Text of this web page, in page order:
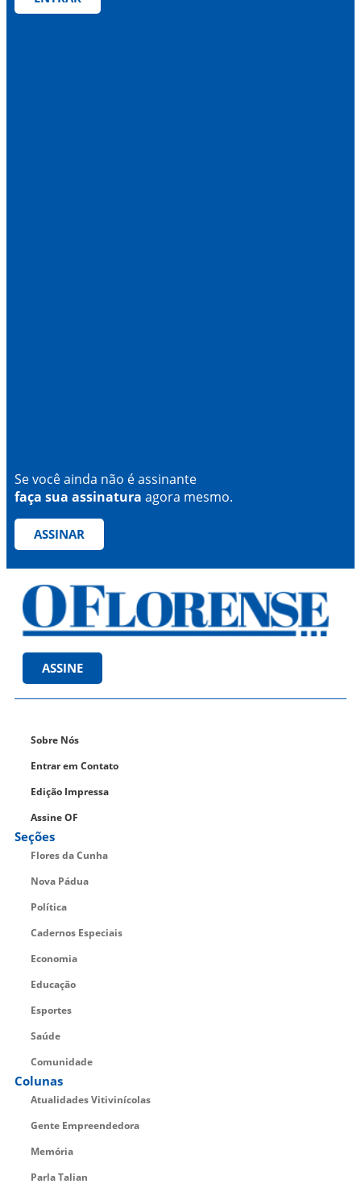
Se você ainda não é assinante
faça sua assinatura agora mesmo.
ASSINAR
ASSINE
Sobre Nós
Entrar em Contato
Edição Impressa
Assine OF
Seções
Flores da Cunha
Nova Pádua
Política
Cadernos Especiais
Economia
Educação
Esportes
Saúde
Comunidade
Colunas
Atualidades Vitivinícolas
Gente Empreendedora
Memória
Parla Talian